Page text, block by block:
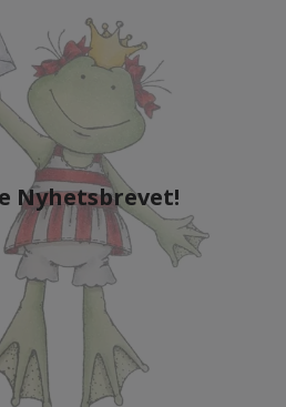
Nyhetsbrevet!